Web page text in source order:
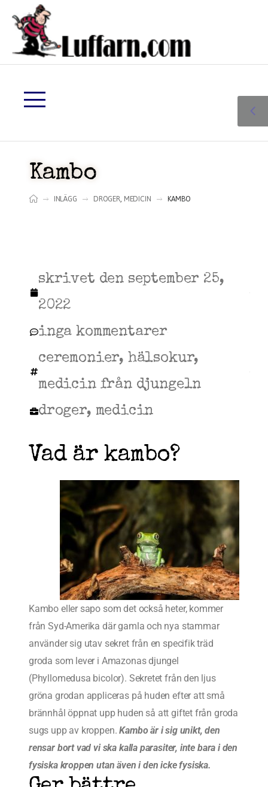
Kambo
INLÄGG DROGER, MEDICIN KAMBO
skrivet den september 25,
2022
inga kommentarer
ceremonier, hälsokur,
medicin från djungeln
droger, medicin
Vad är kambo?
Kambo eller sapo som det också heter, kommer
från Syd-Amerika där gamla och nya stammar
använder sig utav sekret från en specifik träd
groda som lever i Amazonas djungel
(Phyllomedusa bicolor). Sekretet från den ljus
gröna grodan appliceras på huden efter att små
brännhål öppnat upp huden så att giftet från groda
sugs upp av kroppen.Kambo är i sig unikt, den
rensar bort vad vi ska kalla parasiter, inte bara i den
fysiska kroppen utan även i den icke fysiska.